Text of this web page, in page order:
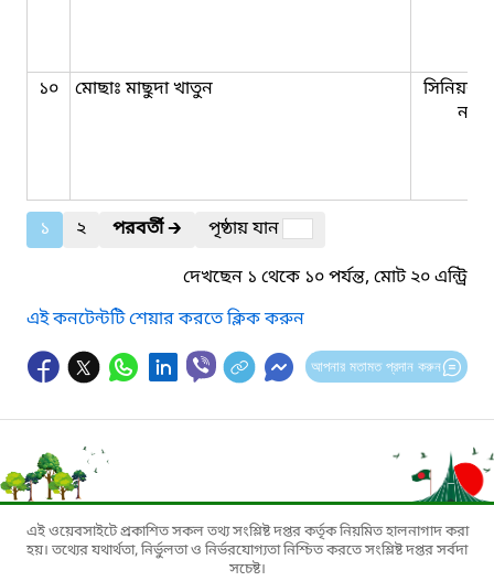
১০ মোছাঃ মাছুদা খাতুন
সিনিয়র
নার্স
১ ২ পরবর্তী🡲
পৃষ্ঠায় যান
দেখছেন ১ থেকে ১০ পর্যন্ত, মোট ২০ এন্ট্রি
এই কনটেন্টটি শেয়ার করতে ক্লিক করুন
আপনার মতামত প্রদান করুন
এই ওয়েবসাইটে প্রকাশিত সকল তথ্য সংশ্লিষ্ট দপ্তর কর্তৃক নিয়মিত হালনাগাদ করা
হয়। তথ্যের যথার্থতা, নির্ভুলতা ও নির্ভরযোগ্যতা নিশ্চিত করতে সংশ্লিষ্ট দপ্তর সর্বদা
সচেষ্ট।